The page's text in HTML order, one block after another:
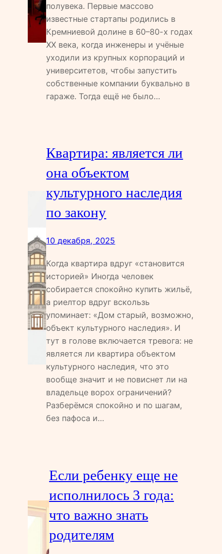
полувека. Первые массово
известные стартапы родились в
Кремниевой долине в 60–80-х годах
XX века, когда инженеры и учёные
уходили из крупных корпораций и
университетов, чтобы запустить
собственные компании буквально в
гараже. Тогда ещё не было…
Квартира: является ли
она объектом
культурного наследия
по закону
10 декабря, 2025
Когда квартира вдруг «становится
историей» Иногда человек
собирается спокойно купить жильё,
а риелтор вдруг вскользь
упоминает: «Дом старый, возможно,
объект культурного наследия». И
тут в голове включается тревога: не
является ли квартира объектом
культурного наследия, что это
вообще значит и не повиснет ли на
владельце ворох ограничений?
Разберёмся спокойно и по шагам,
без пафоса и…
Если ребенку еще не
исполнилось 3 года:
что важно знать
родителям